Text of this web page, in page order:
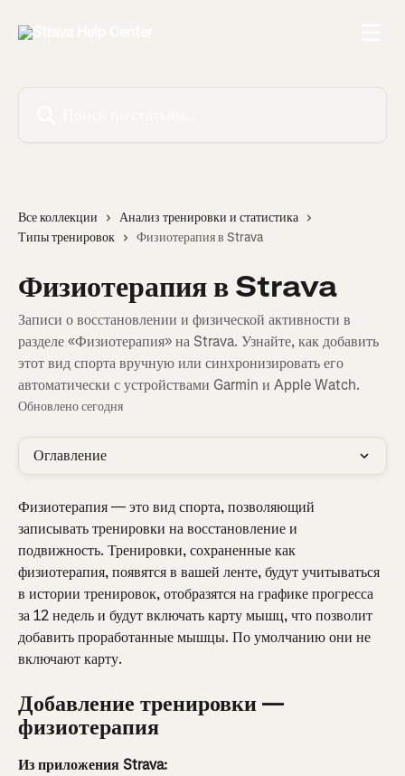
Все коллекции
Анализ тренировки и статистика
Типы тренировок
Физиотерапия в Strava
Физиотерапия в Strava
Записи о восстановлении и физической активности в
разделе «Физиотерапия» на Strava. Узнайте, как добавить
этот вид спорта вручную или синхронизировать его
автоматически с устройствами Garmin и Apple Watch.
Обновлено сегодня
Оглавление
Физиотерапия — это вид спорта, позволяющий
записывать тренировки на восстановление и
подвижность. Тренировки, сохраненные как
физиотерапия, появятся в вашей ленте, будут учитываться
в истории тренировок, отобразятся на графике прогресса
за 12 недель и будут включать карту мышц, что позволит
добавить проработанные мышцы. По умолчанию они не
включают карту.
Добавление тренировки —
физиотерапия
Из приложения Strava: